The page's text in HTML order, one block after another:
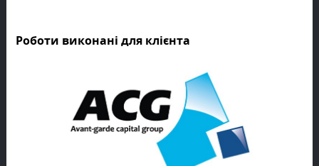
Роботи виконані для клієнта